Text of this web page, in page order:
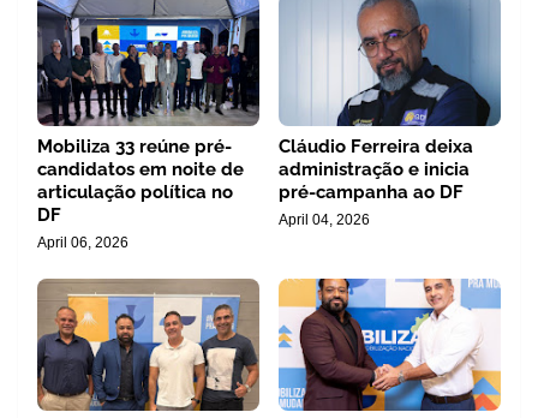
Mobiliza 33 reúne pré-
candidatos em noite de
articulação política no
DF
April 06, 2026
Cláudio Ferreira deixa
administração e inicia
pré-campanha ao DF
April 04, 2026